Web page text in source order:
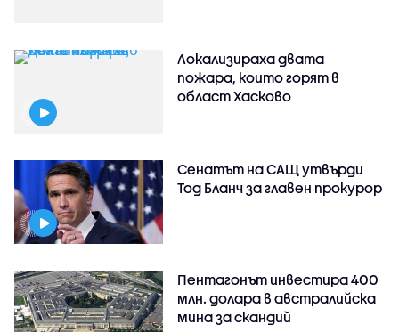
Локализираха двата
пожара, които горят в
област Хасково
Сенатът на САЩ утвърди
Тод Бланч за главен прокурор
Пентагонът инвестира 400
млн. долара в австралийска
мина за скандий